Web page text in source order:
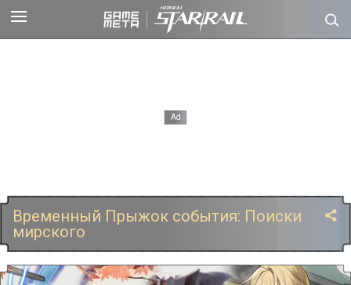
Временный Прыжок события: Поиски
мирского